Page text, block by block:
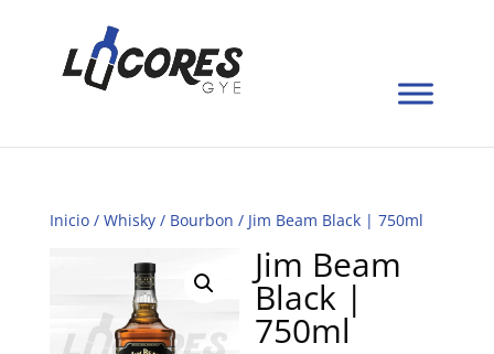
Inicio/ Whisky/ Bourbon / Jim Beam Black | 750ml
Jim Beam
Black |
750ml